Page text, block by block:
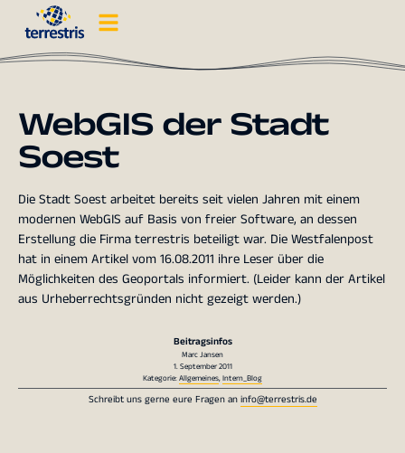
WebGIS der Stadt
Soest
Die Stadt Soest arbeitet bereits seit vielen Jahren mit einem
modernen WebGIS auf Basis von freier Software, an dessen
Erstellung die Firma terrestris beteiligt war. Die Westfalenpost
hat in einem Artikel vom 16.08.2011 ihre Leser über die
Möglichkeiten des Geoportals informiert. (Leider kann der Artikel
aus Urheberrechtsgründen nicht gezeigt werden.)
Beitragsinfos
Marc Jansen
1. September 2011
Kategorie:Allgemeines,Intern_Blog
Schreibt uns gerne eure Fragen aninfo@terrestris.de